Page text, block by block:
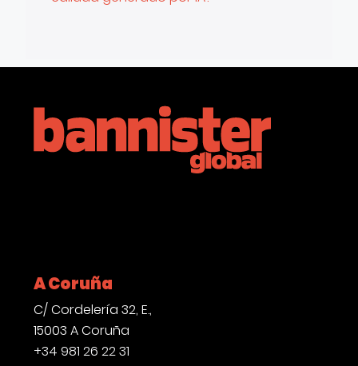
A Coruña
C/ Cordelería 32, E.,
15003 A Coruña
+34 981 26 22 31